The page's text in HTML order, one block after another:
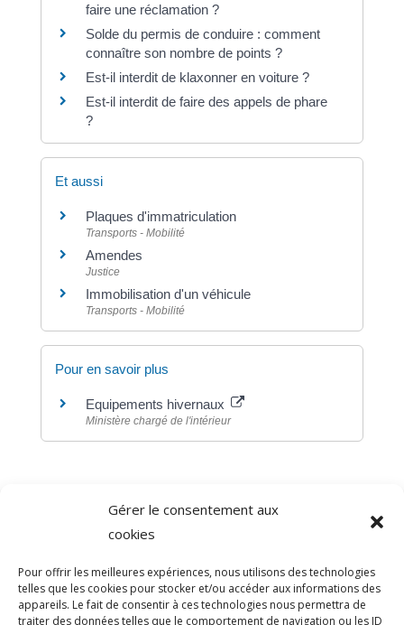
Gérer le consentement aux
cookies
Pour offrir les meilleures expériences, nous utilisons des technologies
telles que les cookies pour stocker et/ou accéder aux informations des
appareils. Le fait de consentir à ces technologies nous permettra de
traiter des données telles que le comportement de navigation ou les ID
faire une réclamation ?
Solde du permis de conduire : comment
connaître son nombre de points ?
Est-il interdit de klaxonner en voiture ?
Est-il interdit de faire des appels de phare
?
Et aussi
Plaques d'immatriculation
Transports - Mobilité
Amendes
Justice
Immobilisation d'un véhicule
Transports - Mobilité
Pour en savoir plus
Equipements hivernaux
Ministère chargé de l'intérieur
Direction de l'information légale et administrative
comarquage developpé par